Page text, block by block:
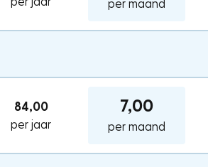
per maand
84,00
per jaar
7,00
per maand